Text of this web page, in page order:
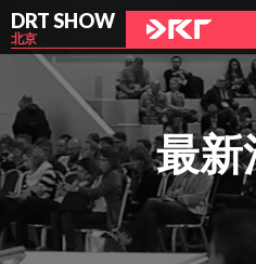
DRT SHOW
北京
最新